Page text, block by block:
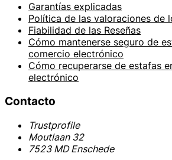
Garantías explicadas
Política de las valoraciones de
Fiabilidad de las Reseñas
Cómo mantenerse seguro de
comercio electrónico
Cómo recuperarse de estafas
electrónico
Contacto
Trustprofile
Moutlaan 32
7523 MD Enschede